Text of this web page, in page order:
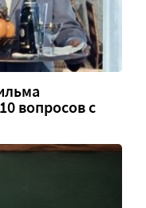
вопросов с